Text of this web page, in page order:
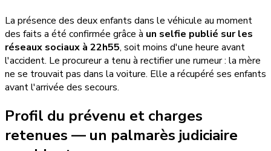
La présence des deux enfants dans le véhicule au moment
des faits a été confirmée grâce à un selfie publié sur les
réseaux sociaux à 22h55, soit moins d'une heure avant
l'accident. Le procureur a tenu à rectifier une rumeur : la mère
ne se trouvait pas dans la voiture. Elle a récupéré ses enfants
avant l'arrivée des secours.
Profil du prévenu et charges
retenues — un palmarès judiciaire